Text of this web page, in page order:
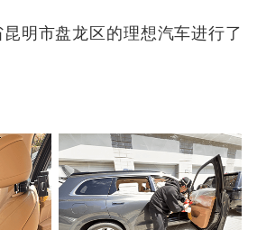
明市盘龙区的理想汽车进行了